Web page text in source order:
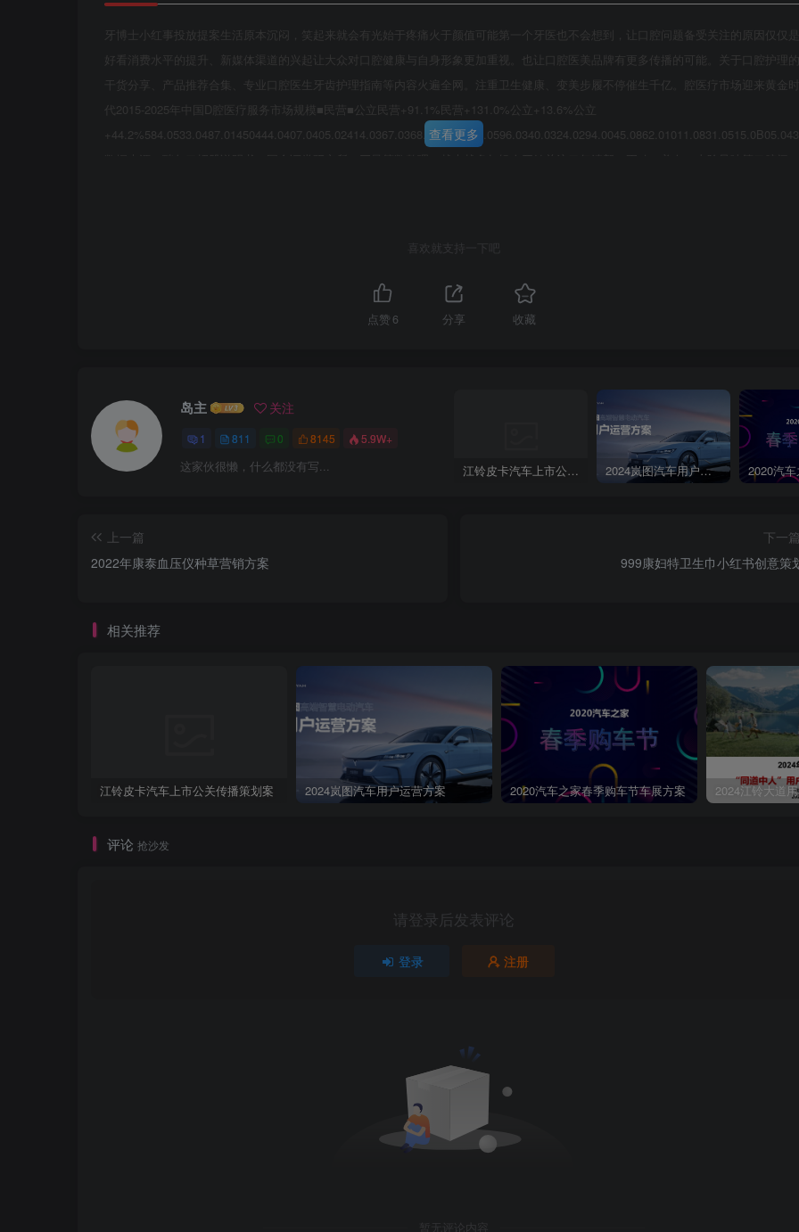
牙博士小红事投放提案生活原本沉闷，笑起来就会有光始于疼痛火于颜值可能第一个牙医也不会想到，让口腔问题备受关注的原因仅仅是
好看消费水平的提升、新媒体渠道的兴起让大众对口腔健康与自身形象更加重视。也让口腔医美品牌有更多传播的可能。关于口腔护理的
干货分享、产品推荐合集、专业口腔医生牙齿护理指南等内容火遍全网。注重卫生健康、变美步履不停催生千亿。腔医疗市场迎来黄金时
代2015-2025年中国D腔医疗服务市场规模■民营■公立民营+91.1%民营+131.0%公立+13.6%公立
数据来源：瑞尔口招股说明书，国金证券研究所，巨量算数整理。越来越多年轻人开始关注口气清新、正畸、美白、去除异味等口腔问
签T61-69溃疡装正出电动牙刷T61=75牙套T6l=14口气牙龈留香苔漱D水T61=75冲牙器T6l=78数据来源：巨量算数，2020年1月-2021年5
处于购买决策后期，难以完成前期品牌印象植入团购类平台无法激发潜在需求，提前锁客
查看更多
喜欢就支持一下吧
点赞 6 分享 收藏
岛主 关注
1 811 0 8145 5.9W+
这家伙很懒，什么都没有写... 江铃皮卡汽车上市公关传播策划案 2024岚图汽车用户运营方案
上一篇
2022年康泰血压仪种草营销方案
下一篇
999康妇特卫生巾小红书创意策
相关推荐
江铃皮卡汽车上市公关传播策划案 2024岚图汽车用户运营方案 2020汽车之家春季购车节车展方案 2024江铃大道
评论 抢沙发
请登录后发表评论
登录 注册
暂无评论内容